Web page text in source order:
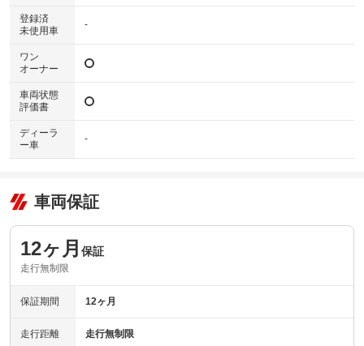
登録済
未使用車
-
ワン
オーナー
車両状態
評価書
ディーラ
ー車
-
車両保証
12ヶ月 保証
走行無制限
保証期間 12ヶ月
走行距離 走行無制限